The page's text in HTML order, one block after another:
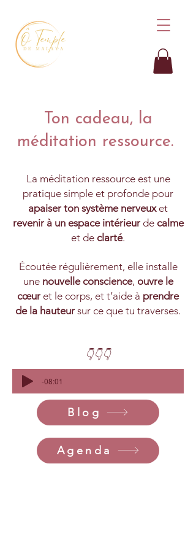
Ton cadeau, la
méditation ressource.
La méditation ressource est une
pratique simple et profonde pour
apaiser ton système nerveuxet
revenir à un espace intérieurdecalme
et de clarté.
Écoutée régulièrement, elle installe
une nouvelle conscience, ouvre le
cœur et le corps, et t’aide à prendre
de la hauteur sur ce que tu traverses.
👇👇👇
-08:01
Blog
Agenda